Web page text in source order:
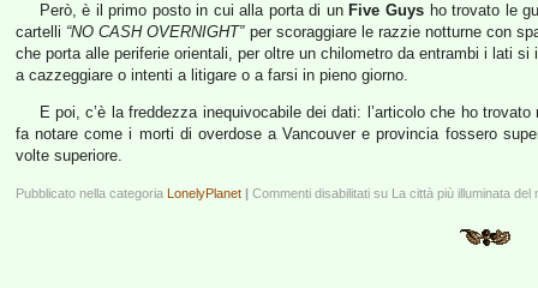
Però, è il primo posto in cui alla porta di un Five Guys ho trovato le
cartelli “NO CASH OVERNIGHT”per scoraggiare le razzie notturne con
che porta alle periferie orientali, per oltre un chilometro da entrambi i lati
a cazzeggiare o intenti a litigare o a farsi in pieno giorno.
E poi, c’è la freddezza inequivocabile dei dati: l’articolo che ho
fa notare come i morti di overdose a Vancouver e provincia fossero
volte superiore.
Pubblicato nella categoria LonelyPlanet | Commenti disabilitati su La città più illuminata del